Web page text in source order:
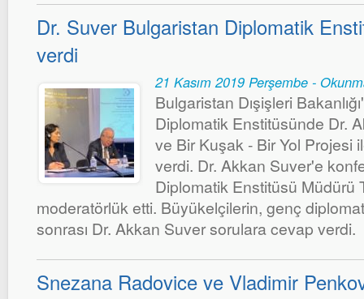
Dr. Suver Bulgaristan Diplomatik
verdi
21 Kasım 2019 Perşembe -
Bulgaristan Dışişleri
Diplomatik Enstitüsünde Dr.
ve Bir Kuşak - Bir Yol Projesi
verdi. Dr. Akkan Suver'e
Diplomatik Enstitüsü Müdürü
moderatörlük etti. Büyükelçilerin, genç
sonrası Dr. Akkan Suver sorulara cevap verdi.
Snezana Radovice ve Vladimir